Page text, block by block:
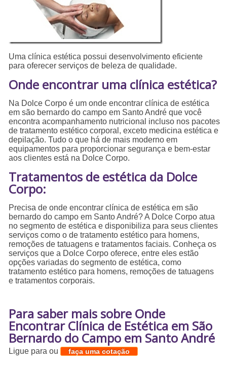
Uma clínica estética possui desenvolvimento eficiente
para oferecer serviços de beleza de qualidade.
Onde encontrar uma clínica estética?
Na Dolce Corpo é um onde encontrar clínica de estética
em são bernardo do campo em Santo André que você
encontra acompanhamento nutricional incluso nos pacotes
de tratamento estético corporal, exceto medicina estética e
depilação. Tudo o que há de mais moderno em
equipamentos para proporcionar segurança e bem-estar
aos clientes está na Dolce Corpo.
Tratamentos de estética da Dolce
Corpo:
Precisa de onde encontrar clínica de estética em são
bernardo do campo em Santo André? A Dolce Corpo atua
no segmento de estética e disponibiliza para seus clientes
serviços como o de tratamento estético para homens,
remoções de tatuagens e tratamentos faciais. Conheça os
serviços que a Dolce Corpo oferece, entre eles estão
opções variadas do segmento de estética, como
tratamento estético para homens, remoções de tatuagens
e tratamentos corporais.
Para saber mais sobre Onde
Encontrar Clínica de Estética em São
Bernardo do Campo em Santo André
Ligue paraou faça uma cotação